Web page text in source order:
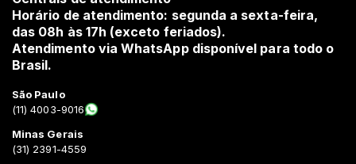
Horário de atendimento: segunda a sexta-feira,
das 08h às 17h (exceto feriados).
Atendimento via WhatsApp disponível para todo o
Brasil.
São Paulo
(11) 4003-9016
Minas Gerais
(31) 2391-4559